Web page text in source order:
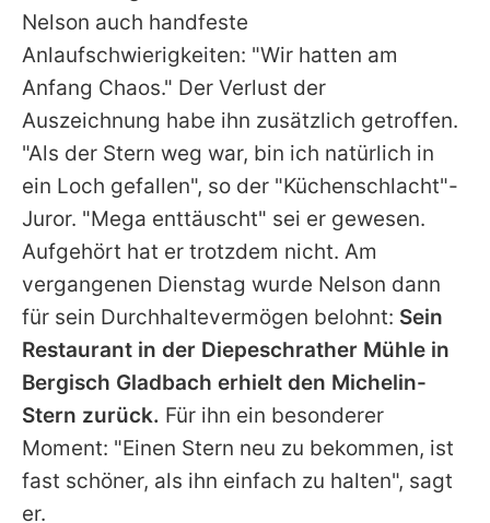
Nelson auch handfeste
Anlaufschwierigkeiten: "Wir hatten am
Anfang Chaos." Der Verlust der
Auszeichnung habe ihn zusätzlich getroffen.
"Als der Stern weg war, bin ich natürlich in
ein Loch gefallen", so der "Küchenschlacht"-
Juror. "Mega enttäuscht" sei er gewesen.
Aufgehört hat er trotzdem nicht. Am
vergangenen Dienstag wurde Nelson dann
für sein Durchhaltevermögen belohnt: Sein
Restaurant in der Diepeschrather Mühle in
Bergisch Gladbach erhielt den Michelin-
Stern zurück. Für ihn ein besonderer
Moment: "Einen Stern neu zu bekommen, ist
fast schöner, als ihn einfach zu halten", sagt
er.